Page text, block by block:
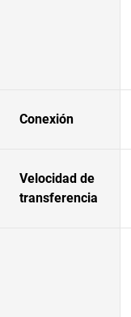
Conexión
Velocidad de
transferencia